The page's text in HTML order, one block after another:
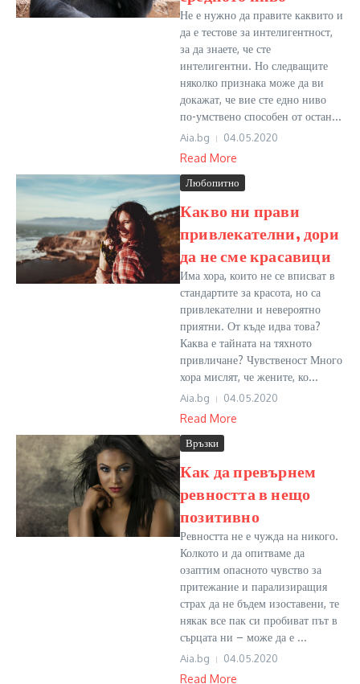
Не е нужно да правите каквито и
да е тестове за интелигентност,
за да знаете, че сте
интелигентни. Но следващите
няколко признака може да ви
докажат, че вие сте едно ниво
по-умствено способен от остан...
Aia.bg 04.05.2020
Read More
Любопитно
Какво ни прави
привлекателни, дори
да не сме красавици
Има хора, които не се вписват в
стандартите за красота, но са
привлекателни и невероятно
приятни. От къде идва това?
Каква е тайната на тяхното
привличане? Чувственост Много
хора мислят, че жените, ко...
Aia.bg 04.05.2020
Read More
Връзки
Как да превърнем
ревността в нещо
позитивно
Ревността не е чужда на никого.
Колкото и да опитваме да
озаптим опасното чувство за
притежание и парализиращия
страх да не бъдем изоставени, те
някак все пак си пробиват път в
сърцата ни – може да е ...
Aia.bg 04.05.2020
Read More